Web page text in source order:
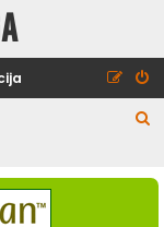
š